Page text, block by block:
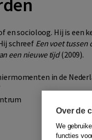
en socioloog. Hij is een
schreef Een voet tussen
een nieuwe tijd(2009).
in de
Over de
We
functies